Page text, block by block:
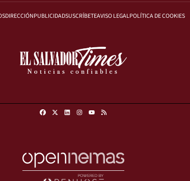
DIRECCIÓNPUBLICIDADSUSCRÍBETEAVISO LEGALPOLÍTICA DE COOKIES
FacebookLinkedinInstagram